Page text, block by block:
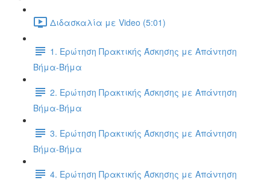
Διδασκαλία με Video (5:01)
1. Ερώτηση Πρακτικής Άσκησης με Απάντηση
Βήμα-Βήμα
2. Ερώτηση Πρακτικής Άσκησης με Απάντηση
Βήμα-Βήμα
3. Ερώτηση Πρακτικής Άσκησης με Απάντηση
Βήμα-Βήμα
4. Ερώτηση Πρακτικής Άσκησης με Απάντηση